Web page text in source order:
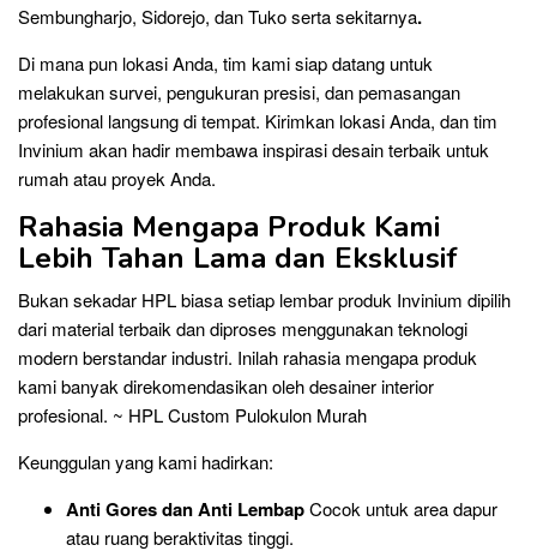
Sembungharjo, Sidorejo, dan Tuko serta sekitarnya.
Di mana pun lokasi Anda, tim kami siap datang untuk
melakukan survei, pengukuran presisi, dan pemasangan
profesional langsung di tempat. Kirimkan lokasi Anda, dan tim
Invinium akan hadir membawa inspirasi desain terbaik untuk
rumah atau proyek Anda.
Rahasia Mengapa Produk Kami
Lebih Tahan Lama dan Eksklusif
Bukan sekadar HPL biasa setiap lembar produk Invinium dipilih
dari material terbaik dan diproses menggunakan teknologi
modern berstandar industri. Inilah rahasia mengapa produk
kami banyak direkomendasikan oleh desainer interior
profesional. ~ HPL Custom Pulokulon Murah
Keunggulan yang kami hadirkan:
Anti Gores dan Anti LembapCocok untuk area dapur
atau ruang beraktivitas tinggi.